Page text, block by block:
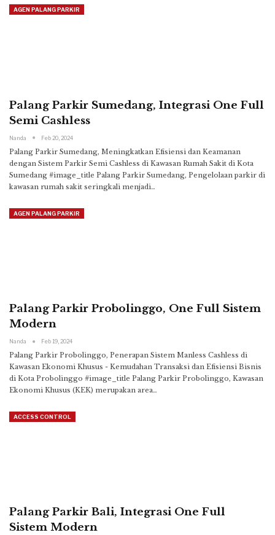
AGEN PALANG PARKIR
Palang Parkir Sumedang, Integrasi One Full
Semi Cashless
Nanda Feb 20, 2024
Palang Parkir Sumedang, Meningkatkan Efisiensi dan Keamanan
dengan Sistem Parkir Semi Cashless di Kawasan Rumah Sakit di Kota
Sumedang #image_title Palang Parkir Sumedang, Pengelolaan parkir di
kawasan rumah sakit seringkali menjadi…
AGEN PALANG PARKIR
Palang Parkir Probolinggo, One Full Sistem
Modern
Nanda Feb 19, 2024
Palang Parkir Probolinggo, Penerapan Sistem Manless Cashless di
Kawasan Ekonomi Khusus - Kemudahan Transaksi dan Efisiensi Bisnis
di Kota Probolinggo #image_title Palang Parkir Probolinggo, Kawasan
Ekonomi Khusus (KEK) merupakan area…
ACCESS CONTROL
Palang Parkir Bali, Integrasi One Full
Sistem Modern